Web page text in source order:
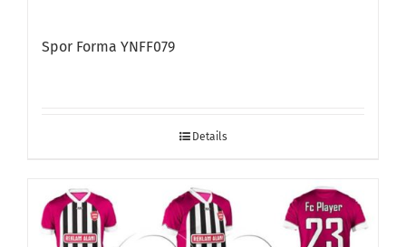
Spor Forma YNFF079
Details